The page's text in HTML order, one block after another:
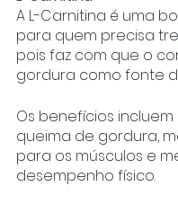
A L-Carnitina é uma
para quem precisa
pois faz com que o
gordura como fonte
Os benefícios
queima de gordura,
para os músculos e
desempenho físico.